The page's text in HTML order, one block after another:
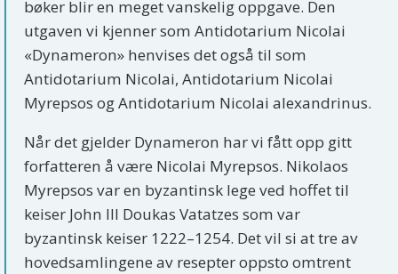
bøker blir en meget vanskelig oppgave. Den
utgaven vi kjenner som Antidotarium Nicolai
«Dynameron» henvises det også til som
Antidotarium Nicolai, Antidotarium Nicolai
Myrepsos og Antidotarium Nicolai alexandrinus.
Når det gjelder Dynameron har vi fått opp gitt
forfatteren å være Nicolai Myrepsos. Nikolaos
Myrepsos var en byzantinsk lege ved hoffet til
keiser John III Doukas Vatatzes som var
byzantinsk keiser 1222–1254. Det vil si at tre av
hovedsamlingene av resepter oppsto omtrent